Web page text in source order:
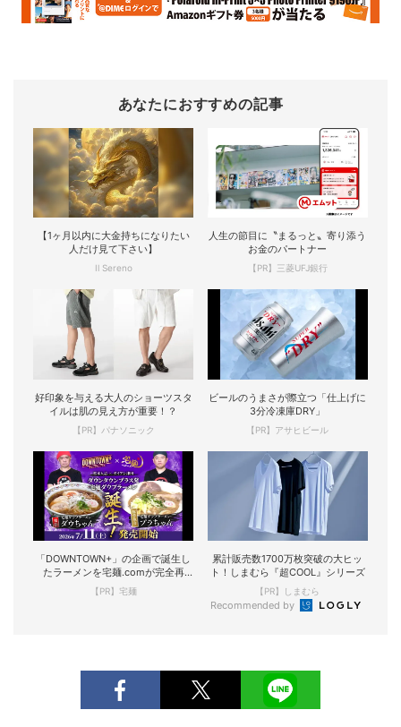
あなたにおすすめの記事
【1ヶ月以内に大金持ちになりたい
人だけ見て下さい】
Il Sereno
人生の節目に〝まるっと〟寄り添う
お金のパートナー
【PR】三菱UFJ銀行
好印象を与える大人のショーツスタ
イルは肌の見え方が重要！？
【PR】パナソニック
ビールのうまさが際立つ「仕上げに
3分冷凍庫DRY」
【PR】アサヒビール
「DOWNTOWN+」の企画で誕生し
たラーメンを宅麺.comが完全再
現！
【PR】宅麺
累計販売数1700万枚突破の大ヒッ
ト！しまむら『超COOL』シリーズ
【PR】しまむら
Recommended by